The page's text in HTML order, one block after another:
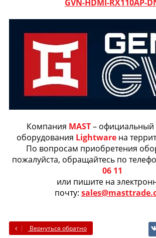
GVN-HDMI-RX110AP-
Компания MAST– официальный
оборудования Lightwareна
По вопросам приобретения
пожалуйста, обращайтесь по
06 11
или пишите на
почту:
Вернуться обратно